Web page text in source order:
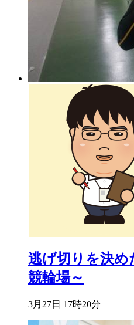
逃げ切りを決め
競輪場～
3月27日 17時20分